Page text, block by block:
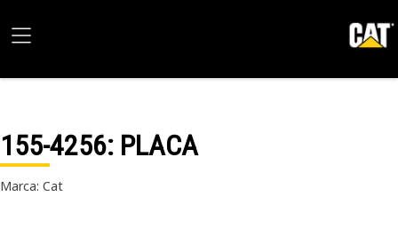
155-4256: PLACA
Marca: Cat